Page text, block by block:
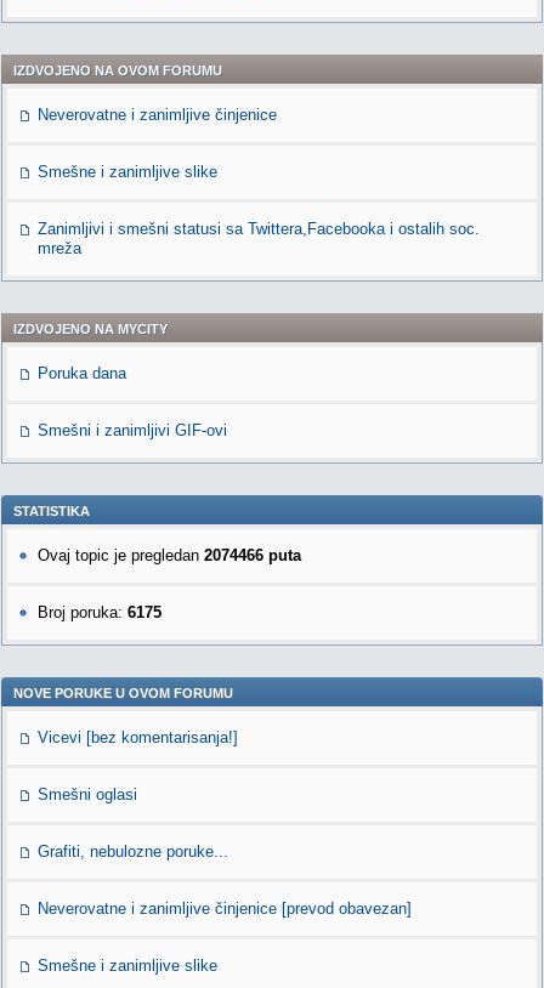
IZDVOJENO NA OVOM FORUMU
Neverovatne i zanimljive činjenice
Smešne i zanimljive slike
Zanimljivi i smešni statusi sa Twittera,Facebooka i ostalih soc.
mreža
IZDVOJENO NA MYCITY
Poruka dana
Smešni i zanimljivi GIF-ovi
STATISTIKA
Ovaj topic je pregledan 2074466 puta
Broj poruka: 6175
NOVE PORUKE U OVOM FORUMU
Vicevi [bez komentarisanja!]
Smešni oglasi
Grafiti, nebulozne poruke...
Neverovatne i zanimljive činjenice [prevod obavezan]
Smešne i zanimljive slike